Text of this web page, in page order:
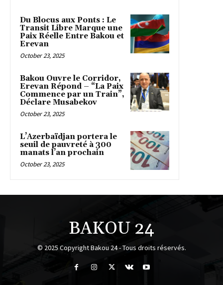
Du Blocus aux Ponts : Le
Transit Libre Marque une
Paix Réelle Entre Bakou et
Erevan
October 23, 2025
Bakou Ouvre le Corridor,
Erevan Répond – “La Paix
Commence par un Train”,
Déclare Musabekov
October 23, 2025
L’Azerbaïdjan portera le
seuil de pauvreté à 300
manats l’an prochain
October 23, 2025
BAKOU 24
© 2025 Copyright Bakou 24 - Tous droits réservés.